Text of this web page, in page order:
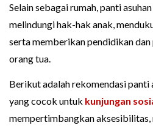
Selain sebagai rumah, panti
melindungi hak-hak anak,
serta memberikan pendidikan dan
orang tua.
Berikut adalah rekomendasi panti
yang cocok untuk kunjungan
mempertimbangkan aksesibilitas,